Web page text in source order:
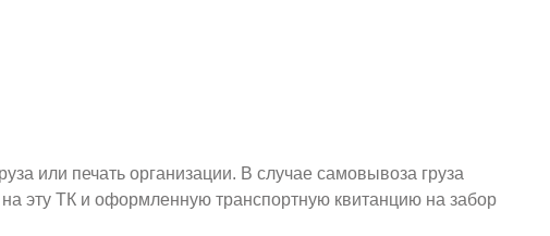
или печать организации. В случае самовывоза груза
эту ТК и оформленную транспортную квитанцию на забор